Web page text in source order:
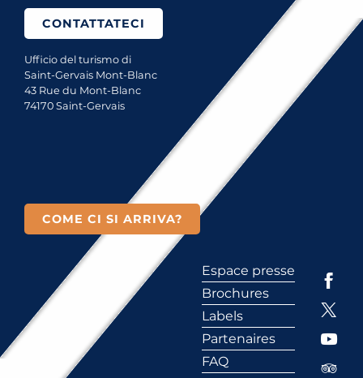
CONTATTATECI
Ufficio del turismo di
Saint-Gervais Mont-Blanc
43 Rue du Mont-Blanc
74170 Saint-Gervais
COME CI SI ARRIVA?
Espace presse
Brochures
Labels
Partenaires
FAQ